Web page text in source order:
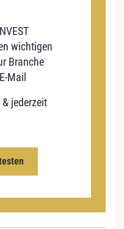
wichtigen
Branche
Mail
jederzeit